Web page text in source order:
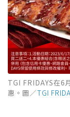
TGI FRIDAYS在6
惠。圖／TGI